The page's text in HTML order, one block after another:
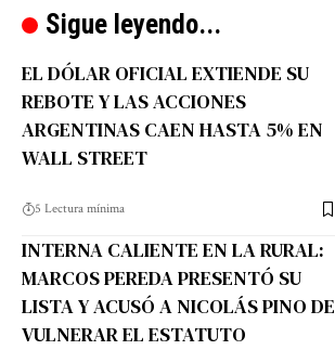
Sigue leyendo...
EL DÓLAR OFICIAL EXTIENDE SU
REBOTE Y LAS ACCIONES
ARGENTINAS CAEN HASTA 5% EN
WALL STREET
5 Lectura mínima
INTERNA CALIENTE EN LA RURAL:
MARCOS PEREDA PRESENTÓ SU
LISTA Y ACUSÓ A NICOLÁS PINO DE
VULNERAR EL ESTATUTO